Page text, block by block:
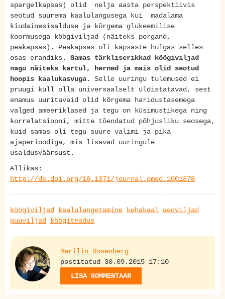
spargelkapsas) olid nelja aasta perspektiivis
seotud suurema kaalulangusega kui madalama
kiudainesisalduse ja kõrgema glükeemilise
koormusega köögiviljad (näiteks porgand,
peakapsas). Peakapsas oli kapsaste hulgas selles
osas erandiks. Samas tärkliserikkad köögiviljad
nagu näiteks kartul, herned ja mais olid seotud
hoopis kaalukasvuga. Selle uuringu tulemused ei
pruugi küll olla universaalselt üldistatavad, sest
enamus uuritavaid olid kõrgema haridustasemega
valged ameeriklased ja tegu on küsimustikega ning
korrelatsiooni, mitte tõendatud põhjusliku seosega,
kuid samas oli tegu suure valimi ja pika
ajaperioodiga, mis lisavad uuringule
usaldusväärsust.
Allikas:
http://dx.doi.org/10.1371/journal.pmed.1001878
köögiviljad kaalulangetamine kehakaal aedviljad
puuviljad
köögiteadus
Merilin Rosenberg
postitatud 30.09.2015 17:10
LISA KOMMENTAAR